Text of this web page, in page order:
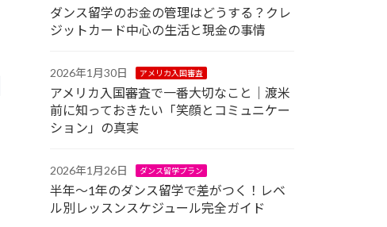
ダンス留学のお金の管理はどうする？クレ
ジットカード中心の生活と現金の事情
2026年1月30日 アメリカ入国審査
アメリカ入国審査で一番大切なこと｜渡米
前に知っておきたい「笑顔とコミュニケー
ション」の真実
2026年1月26日 ダンス留学プラン
半年〜1年のダンス留学で差がつく！レベ
ル別レッスンスケジュール完全ガイド